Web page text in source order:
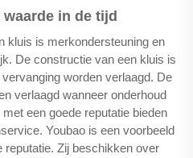
in de tijd
kluis is merkondersteuning en
De constructie van een kluis is
worden verlaagd. De
verlaagd wanneer onderhoud
een goede reputatie bieden
Youbao is een voorbeeld
reputatie. Zij beschikken over